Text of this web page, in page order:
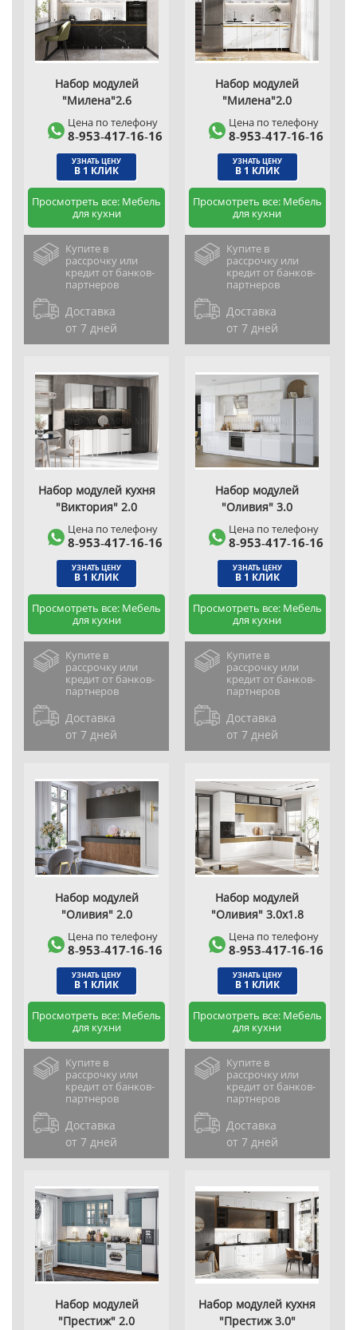
Набор модулей
"Милена"2.6
Цена по телефону
8‑953‑417‑16‑16
УЗНАТЬ ЦЕНУ
В 1 КЛИК
Просмотреть все: Мебель
для кухни
Купите в
рассрочку или
кредит от банков-
партнеров
Доставка
от 7 дней
Набор модулей
"Милена"2.0
Цена по телефону
8‑953‑417‑16‑16
УЗНАТЬ ЦЕНУ
В 1 КЛИК
Просмотреть все: Мебель
для кухни
Купите в
рассрочку или
кредит от банков-
партнеров
Доставка
от 7 дней
Набор модулей кухня
"Виктория" 2.0
Цена по телефону
8‑953‑417‑16‑16
УЗНАТЬ ЦЕНУ
В 1 КЛИК
Просмотреть все: Мебель
для кухни
Купите в
рассрочку или
кредит от банков-
партнеров
Доставка
от 7 дней
Набор модулей
"Оливия" 3.0
Цена по телефону
8‑953‑417‑16‑16
УЗНАТЬ ЦЕНУ
В 1 КЛИК
Просмотреть все: Мебель
для кухни
Купите в
рассрочку или
кредит от банков-
партнеров
Доставка
от 7 дней
Набор модулей
"Оливия" 2.0
Цена по телефону
8‑953‑417‑16‑16
УЗНАТЬ ЦЕНУ
В 1 КЛИК
Просмотреть все: Мебель
для кухни
Купите в
рассрочку или
кредит от банков-
партнеров
Доставка
от 7 дней
Набор модулей
"Оливия" 3.0х1.8
Цена по телефону
8‑953‑417‑16‑16
УЗНАТЬ ЦЕНУ
В 1 КЛИК
Просмотреть все: Мебель
для кухни
Купите в
рассрочку или
кредит от банков-
партнеров
Доставка
от 7 дней
Набор модулей
"Престиж" 2.0
Набор модулей кухня
"Престиж 3.0"